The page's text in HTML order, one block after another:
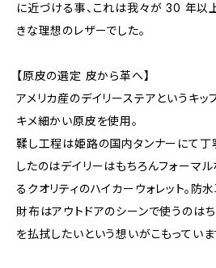
に近づける事、これは我々が 30 年以
きな理想のレザーでした。
【原皮の選定 皮から革へ】
アメリカ産のデイリーステアというキ
キメ細かい原皮を使用。
鞣し工程は姫路の国内タンナーにて丁
したのはデイリーはもちろんフォーマ
るクオリティのハイカーウォレット。防
財布はアウトドアのシーンで使うのはち
を払拭したいという想いがこもっていま